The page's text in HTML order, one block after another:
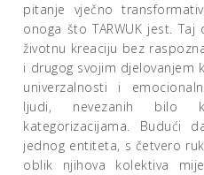
pitanje vječno
onoga što TARWUK jest.
životnu kreaciju bez
i drugog svojim djelovanjem
univerzalnosti i
ljudi, nevezanih bilo
kategorizacijama. Budući
jednog entiteta, s četvero
oblik njihova kolektiva